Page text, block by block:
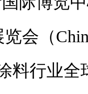
会（
料行业